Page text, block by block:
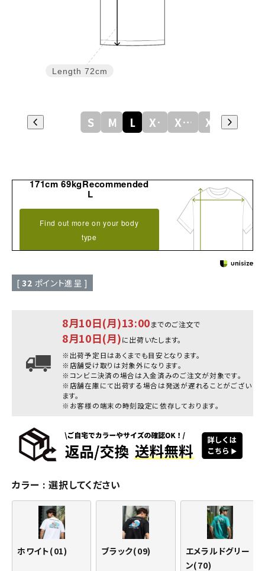
Length 72cm
XL XXL XXXL
171cm 69kgRecommended
L
Find out more on your body
type
[ 32 ポイント進呈 ]
8月10日(月)13:00までのご注文で
8月10日(月)に出荷いたします。
※出荷予定日はあくまでも目安となります。
※店舗受け取りは対象外になります。
※コンビニ決済の場合は入金済みのご注文が対象です。
※店舗在庫にて出荷する場合は発送が遅れることがござい
ます。
※お客様の端末の時刻設定に依存しております。
カラー 選択してください
ホワイト(01) ブラック(09)
エメラルドグリー
ン(70)